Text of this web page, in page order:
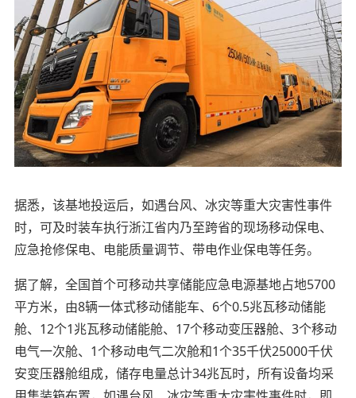
据悉，该基地投运后，如遇台风、冰灾等重大灾害性事件
时，可及时装车执行浙江省内乃至跨省的现场移动保电、
应急抢修保电、电能质量调节、带电作业保电等任务。
据了解，全国首个可移动共享储能应急电源基地占地5700
平方米，由8辆一体式移动储能车、6个0.5兆瓦移动储能
舱、12个1兆瓦移动储能舱、17个移动变压器舱、3个移动
电气一次舱、1个移动电气二次舱和1个35千伏25000千伏
安变压器舱组成，储存电量总计34兆瓦时，所有设备均采